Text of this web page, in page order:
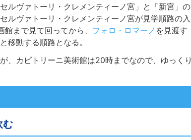
ルヴァトーリ・クレメンティーノ宮」と「新宮」の
ルヴァトーリ・クレメンティーノ宮が見学順路の入
まで見て回ってから、 フォロ・ロマーノ を見渡す
移動する順路となる。
、カピトリーニ美術館は20時までなので、ゆっくり
む